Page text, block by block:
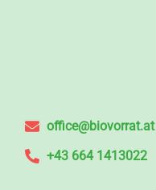
office@biovorrat.at
+43 664 1413022